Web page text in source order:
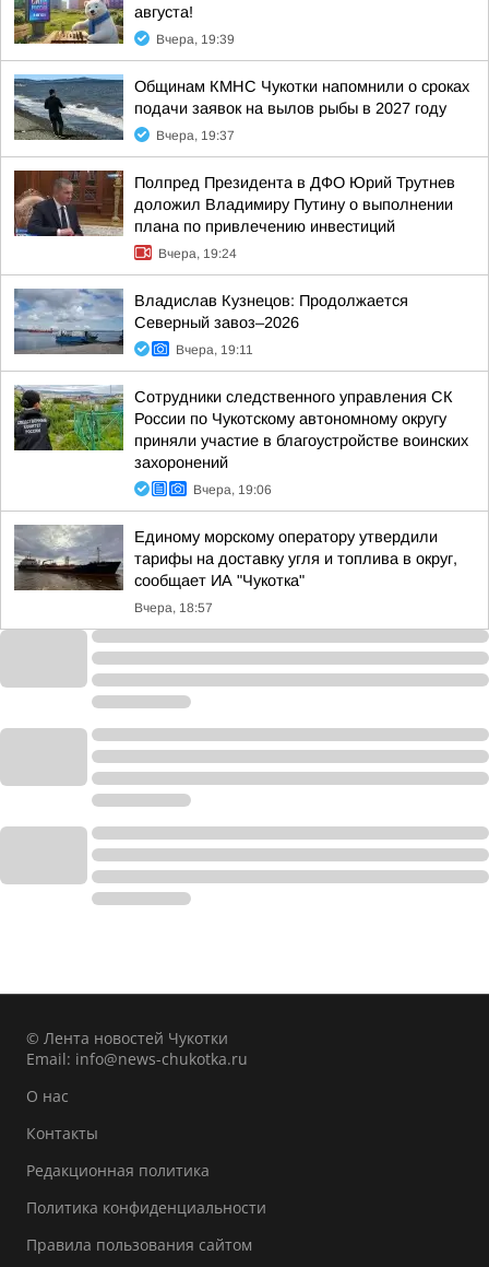
августа!
Вчера, 19:39
Общинам КМНС Чукотки напомнили о сроках
подачи заявок на вылов рыбы в 2027 году
Вчера, 19:37
Полпред Президента в ДФО Юрий Трутнев
доложил Владимиру Путину о выполнении
плана по привлечению инвестиций
Вчера, 19:24
Владислав Кузнецов: Продолжается
Северный завоз–2026
Вчера, 19:11
Сотрудники следственного управления СК
России по Чукотскому автономному округу
приняли участие в благоустройстве воинских
захоронений
Вчера, 19:06
Единому морскому оператору утвердили
тарифы на доставку угля и топлива в округ,
сообщает ИА "Чукотка"
Вчера, 18:57
© Лента новостей Чукотки
Email: info@news-chukotka.ru
О нас
Контакты
Редакционная политика
Политика конфиденциальности
Правила пользования сайтом